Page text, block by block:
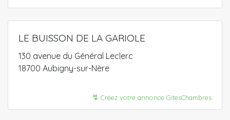
LE BUISSON DE LA GARIOLE
130 avenue du Général Leclerc
18700 Aubigny-sur-Nère
↯ Créez votre annonce GitesChambres